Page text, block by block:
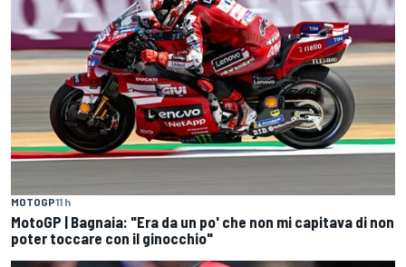
MOTOGP11 h
MotoGP | Bagnaia: "Era da un po' che non mi capitava di non
poter toccare con il ginocchio"